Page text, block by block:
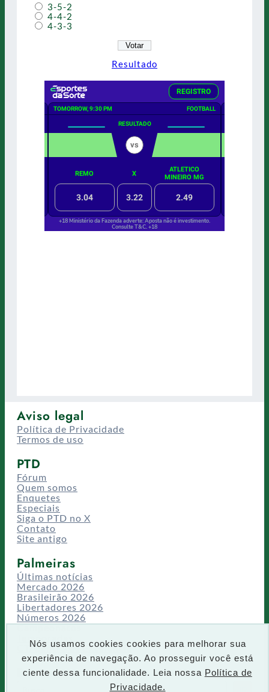
Nós usamos cookies cookies para melhorar sua
experiência de navegação. Ao prosseguir você está
ciente dessa funcionalidade. Leia nossa Política de
Privacidade.
3-5-2
4-4-2
4-3-3
Resultado
Aviso legal
Política de Privacidade
Termos de uso
PTD
Fórum
Quem somos
Enquetes
Especiais
Siga o PTD no X
Contato
Site antigo
Palmeiras
Últimas notícias
Mercado 2026
Brasileirão 2026
Libertadores 2026
Números 2026
Campeonatos
Temporadas
CT/Centro de Excelência
Busca
P